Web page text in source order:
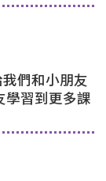
們和小朋友
學習到更多課